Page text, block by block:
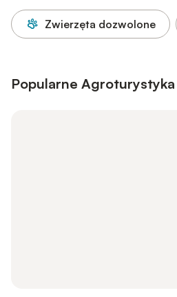
Zwierzęta dozwolone
Popularne Agroturystyka